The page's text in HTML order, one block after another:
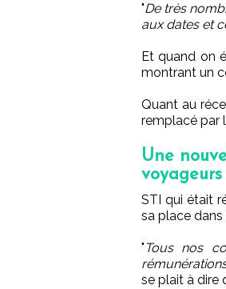
"De très
aux dates et
Et quand on
montrant un
Quant au
remplacé par
Une
STI qui était
sa place
" Tous nos
se plait à dire